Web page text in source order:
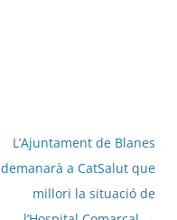
L’Ajuntament de Blanes
demanarà a CatSalut que
millori la situació de